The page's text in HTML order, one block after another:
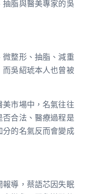
抽脂與醫美專家的吳
整形、抽脂、減重
吳紹琥本人也曾被
美市場中，名氣往往
否合法、醫療過程是
分的名氣反而會變成
報導，蔡語芯因失眠